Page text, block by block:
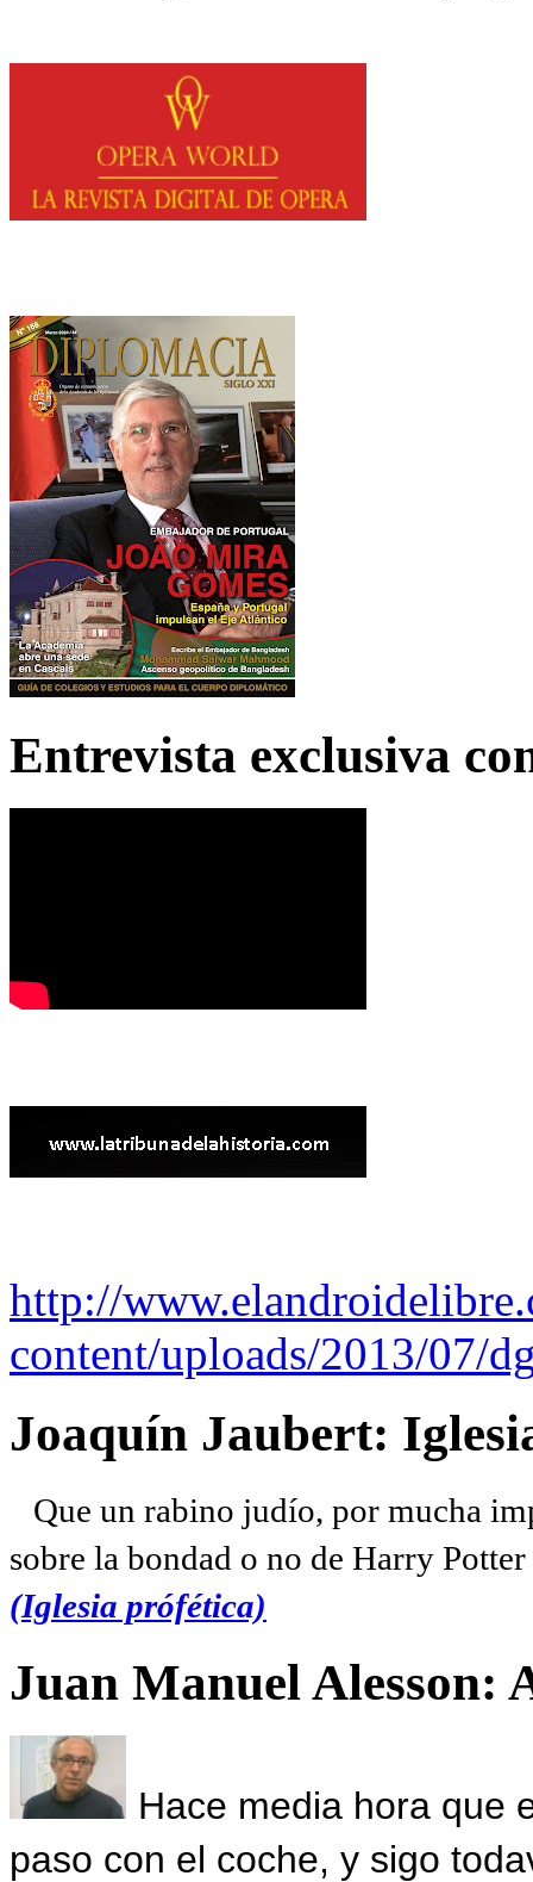
Entrevista exclusiva
http://
content/uploads/2013/07/
Joaquín Jaubert:
Que un rabino judío, por mucha
sobre la bondad o no de Harry
(Iglesia prófética)
Juan Manuel Alesson:
Hace media hora que
paso con el coche, y sigo